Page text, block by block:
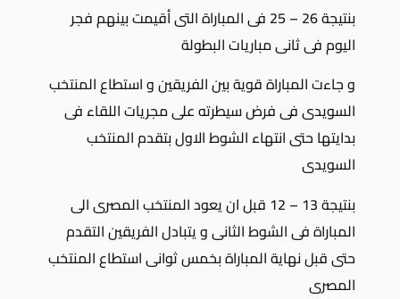
بنتيجة 26 – 25 فى المباراة التى أقيمت بينهم فجر
اليوم فى ثانى مباريات البطولة
و جاءت المباراة قوية بين الفريقين و استطاع المنتخب
السويدى فى فرض سيطرته على مجريات اللقاء فى
بدايتها حتى انتهاء الشوط الاول بتقدم المنتخب
السويدى
بنتيجة 13 – 12 قبل ان يعود المنتخب المصرى الى
المباراة فى الشوط الثانى و يتبادل الفريقين التقدم
حتى قبل نهاية المباراة بخمس ثوانى استطاع المنتخب
المصرى